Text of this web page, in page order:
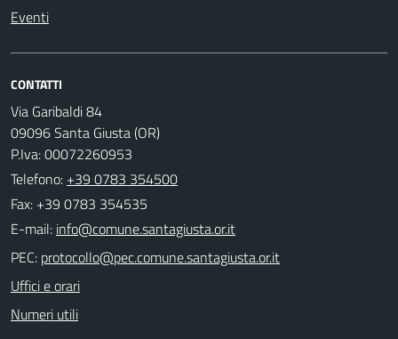
Eventi
CONTATTI
Via Garibaldi 84
09096 Santa Giusta (OR)
P.Iva: 00072260953
Telefono: +39 0783 354500
Fax: +39 0783 354535
E-mail:
PEC:
Uffici e orari
Numeri utili